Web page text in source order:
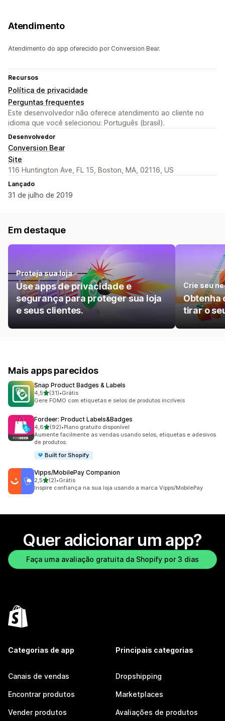
Atendimento
Atendimento do app oferecido por Conversion Bear.
Recursos
Política de privacidade
Perguntas frequentes
Este desenvolvedor não oferece atendimento ao cliente no
idioma que você selecionou: Português (brasil).
Desenvolvedor
Conversion Bear
Site
116 Huntington Ave, FL 15, Boston, MA, 02116, US
Lançado
31 de julho de 2019
Em destaque
Proteja sua loja
Use apps de privacidade e
segurança para proteger sua loja
e seus clientes.
Crie seu
Obtenha
tirar o
Mais apps parecidos
Snap Product Badges & Labels
4,5de 5 estrelas
(31)
31 avaliações ao todo
•Grátis
Gere FOMO com etiquetas e selos de produtos incríveis
Fordeer: Product Labels&Badges
4,6de 5 estrelas
(92)
92 avaliações ao todo
•Plano gratuito disponível
Aumente facilmente as vendas usando selos, etiquetas e adesivos
de produtos.
Built for Shopify
Vipps/MobilePay Companion
2,5de 5 estrelas
(2)
2 avaliações ao todo
•Grátis
Inspire confiança na sua loja usando a marca Vipps/MobilePay
Quer adicionar um app?
Faça uma avaliação gratuita da Shopify por 3 dias
Categorias de app
Canais de vendas
Encontrar produtos
Vender produtos
Principais categorias
Dropshipping
Marketplaces
Avaliações de produtos